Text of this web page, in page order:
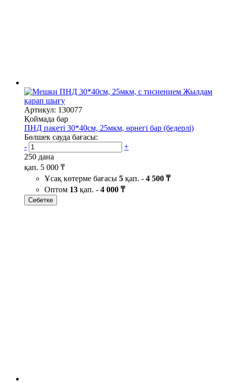
Жылдам
қарап шығу
Артикул: 130077
Қоймада бар
ПНД пакеті 30*40см, 25мкм, өрнегі бар (бедерлі)
Бөлшек сауда бағасы:
-
+
250 дана
қап. 5 000 ₸
Ұсақ көтерме бағасы 5 қап. - 4 500 ₸
Оптом 13 қап. - 4 000 ₸
Себетке